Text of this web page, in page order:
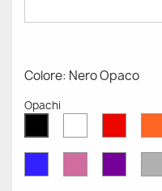
Colore: Nero Opaco
Opachi
Opaco OpacoOpaco
OpacoOpacoOpaco